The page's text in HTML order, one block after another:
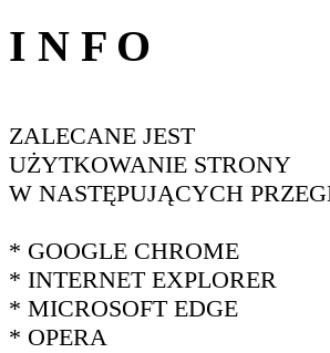
I N F O
ZALECANE JEST
UŻYTKOWANIE STRONY
W NASTĘPUJĄCYCH
* GOOGLE CHROME
* INTERNET EXPLORER
* MICROSOFT EDGE
* OPERA